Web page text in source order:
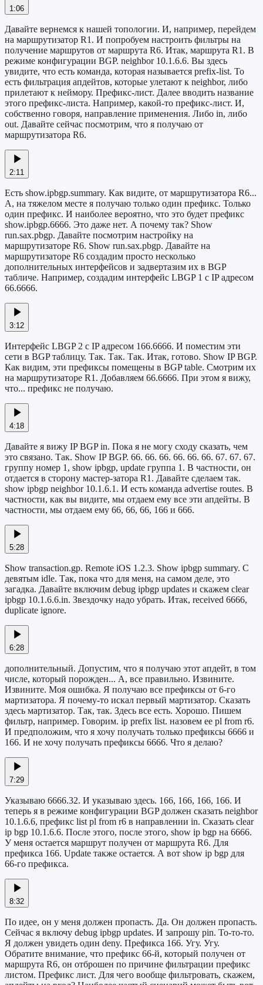
1:06
Давайте вернемся к нашей топологии. И, например, перейдем
на маршрутизатор R1. И попробуем настроить фильтры на
получение маршрутов от маршрута R6. Итак, маршрута R1. В
режиме конфигурации BGP. neighbor 10.1.6.6. Вы здесь
увидите, что есть команда, которая называется prefix-list. То
есть фильтрация апдейтов, которые улетают к neighbor, либо
прилетают к неймору. Префикс-лист. Далее вводить название
этого префикс-листа. Например, какой-то префикс-лист. И,
собственно говоря, направление применения. Либо in, либо
out. Давайте сейчас посмотрим, что я получаю от
маршрутизатора R6.
2:11
Есть show.ipbgp.summary. Как видите, от маршрутизатора R6...
А, на тяжелом месте я получаю только один префикс. Только
один префикс. И наиболее вероятно, что это будет префикс
show.ipbgp.6666. Это даже нет. А почему так? Show
run.sax.pbgp. Давайте посмотрим настройку на
маршрутизаторе R6. Show run.sax.pbgp. Давайте на
маршрутизаторе R6 создадим просто несколько
дополнительных интерфейсов и задвертазим их в BGP
табличе. Например, создадим интерфейс LBGP 1 с IP адресом
66.6666.
3:12
Интерфейс LBGP 2 с IP адресом 166.6666. И поместим эти
сети в BGP таблицу. Так. Так. Так. Итак, готово. Show IP BGP.
Как видим, эти префиксы помещены в BGP table. Смотрим их
на маршрутизаторе R1. Добавляем 66.6666. При этом я вижу,
что... префикс не получаю.
4:18
Давайте я вижу IP BGP in. Пока я не могу сходу сказать, чем
это связано. Так. Show IP BGP. 66. 66. 66. 66. 66. 66. 67. 67. 67.
группу номер 1, show ipbgp, update группа 1. В частности, он
отдается в сторону мастер-затора R1. Давайте сделаем так.
show ipbgp neighbor 10.1.6.1. И есть команда advertise routes. В
частности, как вы видите, мы отдаем ему все эти апдейты. В
частности, мы отдаем ему 66, 66, 66, 166 и 666.
5:28
Show transaction.gp. Remote iOS 1.2.3. Show ipbgp summary. С
девятым idle. Так, пока что для меня, на самом деле, это
загадка. Давайте включим debug ipbgp updates и скажем clear
ipbgp 10.1.6.6.in. Звездочку надо убрать. Итак, received 6666,
duplicate ignore.
6:28
дополнительный. Допустим, что я получаю этот апдейт, в том
числе, который порожден... А, все правильно. Извините.
Извините. Моя ошибка. Я получаю все префиксы от 6-го
мартизатора. Я почему-то искал первый мартизатор. Сказать
здесь мартизатор. Так, так. Здесь все есть. Хорошо. Пишем
фильтр, например. Говорим. ip prefix list. назовем ее pl from r6.
И предположим, что я хочу получать только префиксы 6666 и
166. И не хочу получать префиксы 6666. Что я делаю?
7:29
Указываю 6666.32. И указываю здесь. 166, 166, 166, 166. И
теперь я в режиме конфигурации BGP должен сказать neighbor
10.1.6.6, префикс list pl from r6 в направлении in. Сказать clear
ip bgp 10.1.6.6. После этого, после этого, show ip bgp на 6666.
У меня остается маршрут получен от маршрута R6. Для
префикса 166. Update также остается. А вот show ip bgp для
66-го префикса.
8:32
По идее, он у меня должен пропасть. Да. Он должен пропасть.
Сейчас я включу debug ipbgp updates. И запрошу pin. То-то-то.
Я должен увидеть один deny. Префикса 166. Угу. Угу.
Обратите внимание, что префикс 66-й, который получен от
маршрута R6, он отброшен по причине фильтрации префикс
листом. Префикс лист. Для чего вообще фильтровать, скажем,